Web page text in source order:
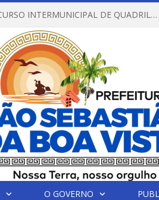
REGULAMENTO DO X CONCURSO INTERMUNICIPAL DE QUADRILHAS JUNINAS – 2026 – ARRAIÁ DA VENEZA
O GOVERNO